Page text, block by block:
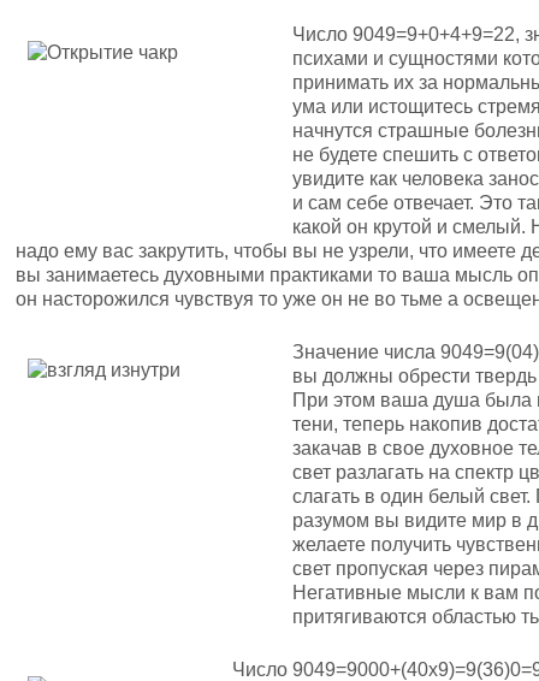
Число 9049=9+0+4+9=22,
психами и сущностями
принимать их за
ума или истощитесь
начнутся страшные
не будете спешить с
увидите как человека
и сам себе отвечает. Это
какой он крутой и
надо ему вас закрутить, чтобы вы не узрели, что имеете
вы занимаетесь духовными практиками то ваша мысль
он насторожился чувствуя то уже он не во тьме а
Значение числа
вы должны обрести
При этом ваша душа была
тени, теперь накопив
закачав в свое духовное
свет разлагать на спектр
слагать в один белый
разумом вы видите мир в
желаете получить
свет пропуская через
Негативные мысли к вам
притягиваются областью
Число